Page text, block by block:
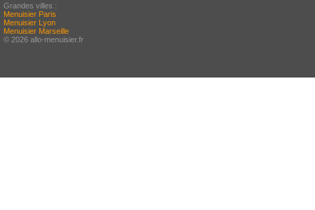
Grandes villes :
Menuisier Paris
Menuisier Lyon
Menuisier Marseille
© 2026 allo-menuisier.fr